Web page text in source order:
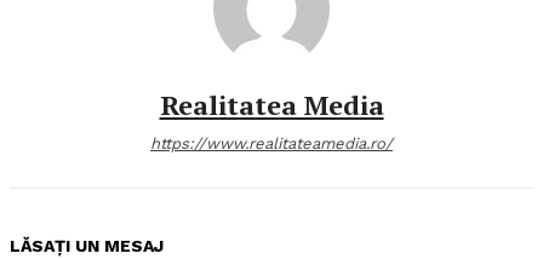
Realitatea Media
https://www.realitateamedia.ro/
LĂSAȚI UN MESAJ